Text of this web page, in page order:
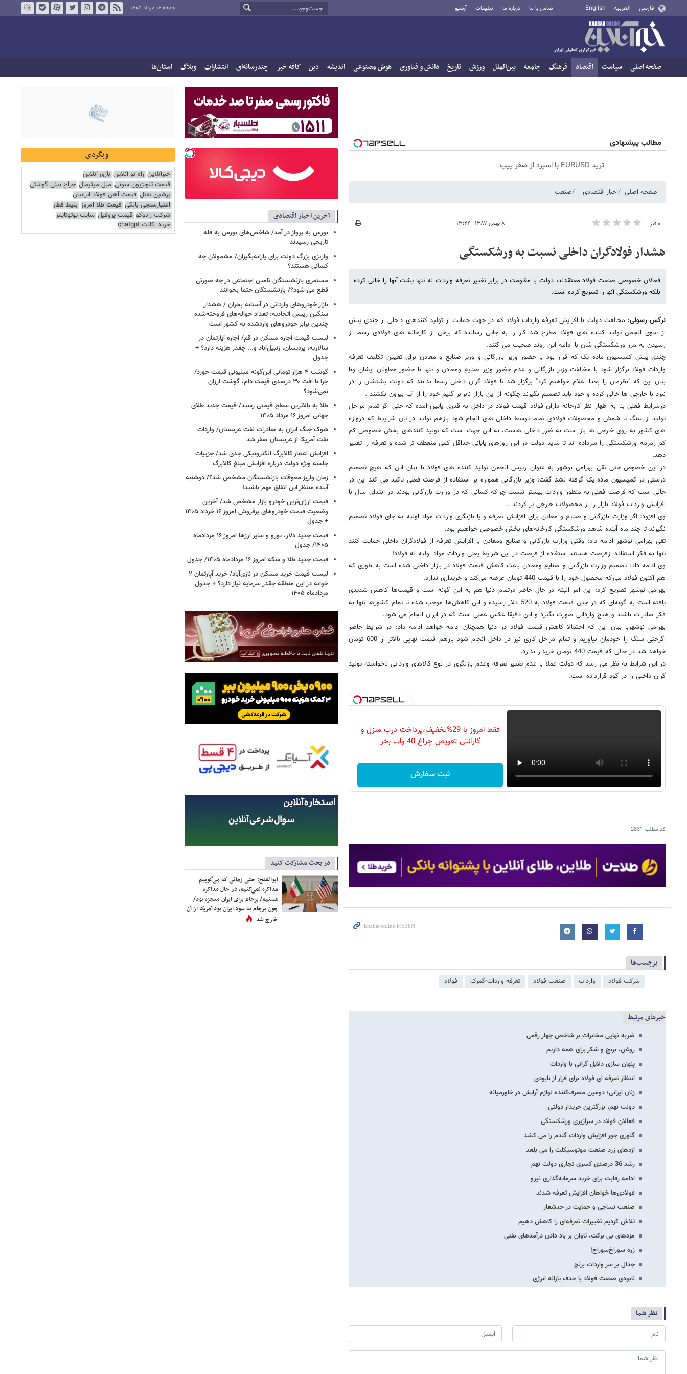
فارسی العربية English تماس با ما درباره ما تبلیغات آرشیو جمعه ۱۶ مرداد ۱۴۰۵
صفحه اصلی سیاست اقتصاد فرهنگ جامعه بین‌الملل ورزش تاریخ دانش و فناوری هوش مصنوعی اندیشه دین کافه خبر چندرسانه‌ای انتشارات وبلاگ استان‌ها
مطالب پیشنهادی
ترید EURUSD با اسپرد از صفر پیپ
صفحه اصلی اخبار اقتصادی صنعت
۰ نفر ۸ بهمن ۱۳۸۷ - ۱۳:۲۴
هشدار فولادگران داخلی نسبت به ورشکستگی
فعالان خصوصی صنعت فولاد معتقدند، دولت با مقاومت در برابر تغییر تعرفه واردات نه تنها پشت آنها را خالی کرده
بلکه ورشکستگی آنها را تسریع کرده است.
نرگس رسولی: مخالفت دولت با افزایش تعرفه واردات فولاد که در جهت حمایت از تولید کنندهای داخلی از چندی پیش
از سوی انجمن تولید کننده های فولاد مطرح شد کار را به جایی رسانده که برخی از کارخانه های فولادی رسما از
رسیدن به مرز ورشکستگی شان با ادامه این روند صحبت می کنند.
چندی پیش کمیسیون ماده یک که قرار بود با حضور وزیر بازرگانی و وزیر صنایع و معادن برای تعیین تکلیف تعرفه
واردات فولاد برگزار شود با مخالفت وزیر بازرگانی و عدم حضور وزیر صنایع ومعادن و تنها با حضور معاونان ایشان وبا
بیان این که "نظرمان را بعدا اعلام خواهیم کرد" برگزار شد تا فولاد گران داخلی رسما بدانند که دولت پشتشان را در
نبرد با خارجی ها خالی کرده و خود باید تصمیم بگیرند چگونه از این بازار نابرابر گلیم خود را از آب بیرون بکشند .
درشرایط فعلی بنا به اظهار نظر کارخانه داران فولاد قیمت فولاد در داخل به قدری پایین امده که حتی اگر تمام مراحل
تولید از سنگ تا شمش و محصولات فولادی تماما توسط داخلی های انجام شود بازهم تولید در یان شرایپط که دروازه
های کشور به روی خارجی ها باز است به ضرر داخلی هاست، به این جهت است که تولید کنندهای بخش خصوصی کم
کم زمزمه ورشکستگی را سرداده اند تا شاید دولت در این روزهای پایانی حداقل کمی منعطف تر شده و تعرفه را تغییر
دهد.
در این خصوص حتی تقی بهرامی نوشهر به عنوان رییس انجمن تولید کننده های فولاد با بیان این که هیچ تصمیم
درستی در کمیسیون ماده یک گرفته نشد گفت: وزیر بازرگانی همواره بر استفاده از فرصت فعلی تاکید می کند این در
حالی است که فرصت فعلی به منظور واردات بیشتر نیست چراکه کسانی که در وزارت بازرگانی بودند در ابتدای سال با
افزایش واردات فولاد بازار را از محصولات خارجی پر کردند .
وی افزود: اگر وزارت بازرگانی و صنایع و معادن برای افزایش تعرفه و یا بازنگری واردات مواد اولیه به جای فولاد تصمیم
نگیرند تا چند ماه آینده شاهد ورشکستگی کارخانه‌‏های بخش خصوصی خواهیم بود.
تقی بهرامی نوشهر ادامه داد: وقتی وزارت بازرگانی و صنایع ومعادن با افزایش تعرفه از فولادگران داخلی حمایت کنند
تنها به فکر استفاده ازفرصت هستند استفاده از فرصت در این شرایط یعنی واردات مواد اولیه نه فولاد!
وی ادامه داد: تصمیم وزارت بازرگانی و صنایع ومعادن باعث کاهش قیمت فولاد در بازار داخلی شده است به طوری که
هم اکنون فولاد مبارکه محصول خود را با قیمت 440 تومان عرضه می‌‏کند و خریداری ندارد.
بهرامی نوشهر تصریح کرد: این امر البته در حال حاضر درتمام دنیا هم به این گونه است و قیمت‌‏ها کاهش شدیدی
یافته است به گونه‌‏ای که در چین قیمت فولاد به 520 دلار رسیده و این کاهش‌‏ها موجب شده تا تمام کشورها تنها به
فکر صادرات باشند و هیچ وارداتی صورت نگیرد و این دقیقا عکس عملی است که در ایران انجام می شود.
بهرامی نوشهربا بیان این که احتمالا کاهش قیمت فولاد در دنیا همچنان ادامه خواهد ادامه داد: در شرایط حاضر
اگرحتی سنگ را خودمان بیاوریم و تمام مراحل کاری نیز در داخل انجام شود بازهم قیمت نهایی بالاتر از 600 تومان
خواهد شد در حالی که قیمت 440 تومان خریدار ندارد.
در این شرایط به نظر می رسد که دولت عملا با عدم تغییر تعرفه وعدم بازنگری در نوع کالاهای وارداتی ناخواسته تولید
گران داخلی را در گود قرارداده است.
فقط امروز با 29%تخفیف،پرداخت درب منزل و
گارانتی تعویض چراغ 40 وات بخر
ثبت سفارش
کد مطلب 2831
برچسب‌ها
شرکت فولاد واردات صنعت فولاد تعرفه واردات-گمرک فولاد
خبرهای مرتبط
ضربه نهایی مخابرات بر شاخص چهار رقمی
روغن، برنج و شکر برای همه داریم
پنهان سازی دلایل گرانی با واردات
انتظار تعرفه ای فولاد برای فرار از نابودی
زنان ایرانی؛ دومین مصرف‌کننده لوازم آرایش در خاورمیانه
دولت نهم، بزرگترین خریدار دولتی
فعالان فولاد در سرازیری ورشکستگی
گلوری جور افزایش واردات گندم را می کشد
اژدهای زرد صنعت موتوسیکلت را می بلعد
رشد 36 درصدی کسری تجاری دولت نهم
ادامه رقابت برای خرید سرمایه‌گذاری نیرو
فولادی‌ها خواهان افزایش تعرفه شدند
صنعت نساجی و حمایت در حدشعار
تلاش کردیم تغییرات تعرفه‌ای را کاهش دهیم
مزدهای بی برکت، تاوان بر باد دادن درآمدهای نفتی
زره سوراخ‌سوراخ!
جدال بر سر واردات برنج
نابودی صنعت فولاد با حذف یارانه انرژی
نظر شما
آخرین اخبار اقتصادی
بورس به پرواز در آمد/ شاخص‌های بورس به قله
تاریخی رسیدند
واریزی بزرگ دولت برای یارانه‌بگیران/ مشمولان چه
کسانی هستند؟
مستمری بازنشستگان تامین اجتماعی در چه صورتی
قطع می شود؟/ بازنشستگان حتما بخوانند
بازار خودروهای وارداتی در آستانه بحران / هشدار
سنگین رییس اتحادیه: تعداد حواله‌های فروخته‌شده
چندین برابر خودروهای واردشده به کشور است
لیست قیمت اجاره مسکن در قم/ اجاره آپارتمان در
سالاریه، پردیسان، زنبیل‌آباد و... چقدر هزینه دارد؟ +
جدول
گوشت ۴ هزار تومانی این‌گونه میلیونی قیمت خورد/
چرا با افت ۳۰ درصدی قیمت دام، گوشت ارزان
نمی‌شود؟
طلا به بالاترین سطح قیمتی رسید/ قیمت جدید طلای
جهانی امروز ۱۶ مرداد ۱۴۰۵
شوک جنگ ایران به صادرات نفت عربستان/ واردات
نفت آمریکا از عربستان صفر شد
افزایش اعتبار کالابرگ الکترونیکی جدی شد/ جزییات
جلسه ویژه دولت درباره افزایش مبلغ کالابرگ
زمان واریز معوقات بازنشستگان مشخص شد؟/ دوشنبه
آینده منتظر این اتفاق مهم باشید!
قیمت ارزان‌ترین خودرو بازار مشخص شد/ آخرین
وضعیت قیمت خودروهای پرفروش امروز ۱۶ خرداد ۱۴۰۵
+ جدول
قیمت جدید دلار، یورو و سایر ارزها امروز ۱۶ مردادماه
۱۴۰۵/ جدول
قیمت جدید طلا و سکه امروز ۱۶ مردادماه ۱۴۰۵/ جدول
لیست قیمت خرید مسکن در نازی‌آباد/ خرید آپارتمان ۲
خوابه در این منطقه چقدر سرمایه نیاز دارد؟ + جدول
مردادماه ۱۴۰۵
در بحث مشارکت کنید
ابوالفتح: حتی زمانی که می‌گوییم
مذاکره نمی‌کنیم، در حال مذاکره
هستیم/ برجام برای ایران معجزه بود/
چون برجام به سود ایران بود آمریکا از آن
خارج شد
وبگردی
خبرآنلاین راه نو آنلاین بازی آنلاین
قیمت تلویزیون سونی مبل مینیمال جراح بینی گوشتی
پرشین هتل قیمت آهن فولاد ایرانیان
اعتبارسنجی بانکی قیمت طلا امروز بلیط قطار
شرکت رادوکو قیمت پروفیل سایت یوتوتایمز
خرید اکانت chatgpt